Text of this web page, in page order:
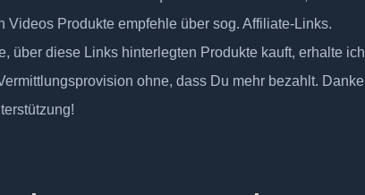
Videos Produkte empfehle über sog. Affiliate-Links.
über diese Links hinterlegten Produkte kauft, erhalte ich
ohne, dass Du mehr bezahlt. Danke